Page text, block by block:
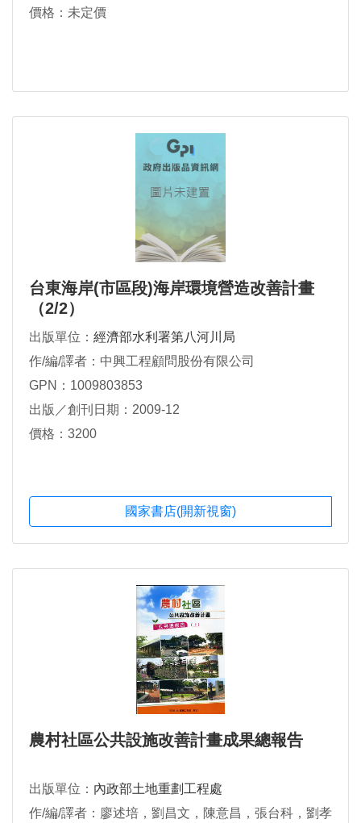
價格：未定價
台東海岸(市區段)海岸環境營造改善計畫
（2/2）
出版單位： 經濟部水利署第八河川局
作/編/譯者：中興工程顧問股份有限公司
GPN：1009803853
出版／創刊日期：2009-12
價格：3200
國家書店(開新視窗)
農村社區公共設施改善計畫成果總報告
出版單位： 內政部土地重劃工程處
作/編/譯者：廖述培，劉昌文，陳意昌，張台科，劉孝